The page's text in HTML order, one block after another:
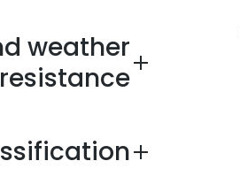
weather
resistance